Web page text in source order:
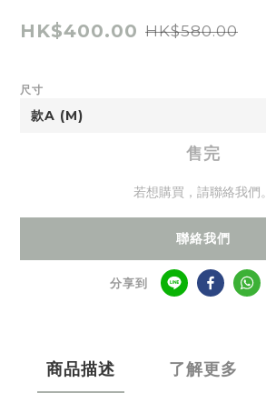
HK$400.00 HK$580.00
尺寸
售完
若想購買，請聯絡我們。
聯絡我們
分享到
商品描述 了解更多